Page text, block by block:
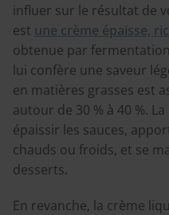
influer sur le résultat de
est une crème épaisse,
obtenue par
lui confère une saveur
en matières grasses est
autour de 30 % à 40 %.
épaissir les sauces,
chauds ou froids, et se
desserts.
En revanche, la crème